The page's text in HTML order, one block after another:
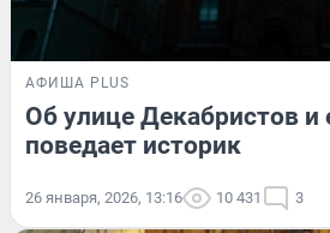
АФИША PLUS
Об улице Декабристов и
поведает историк
26 января, 2026, 13:16 10 431 3